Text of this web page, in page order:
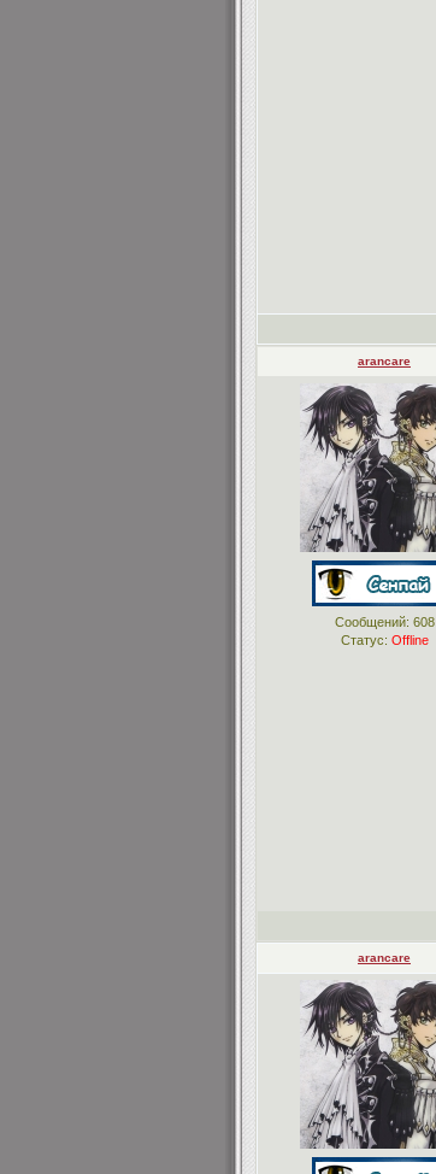
arancare
Сообщений: 608
Статус: Offline
arancare